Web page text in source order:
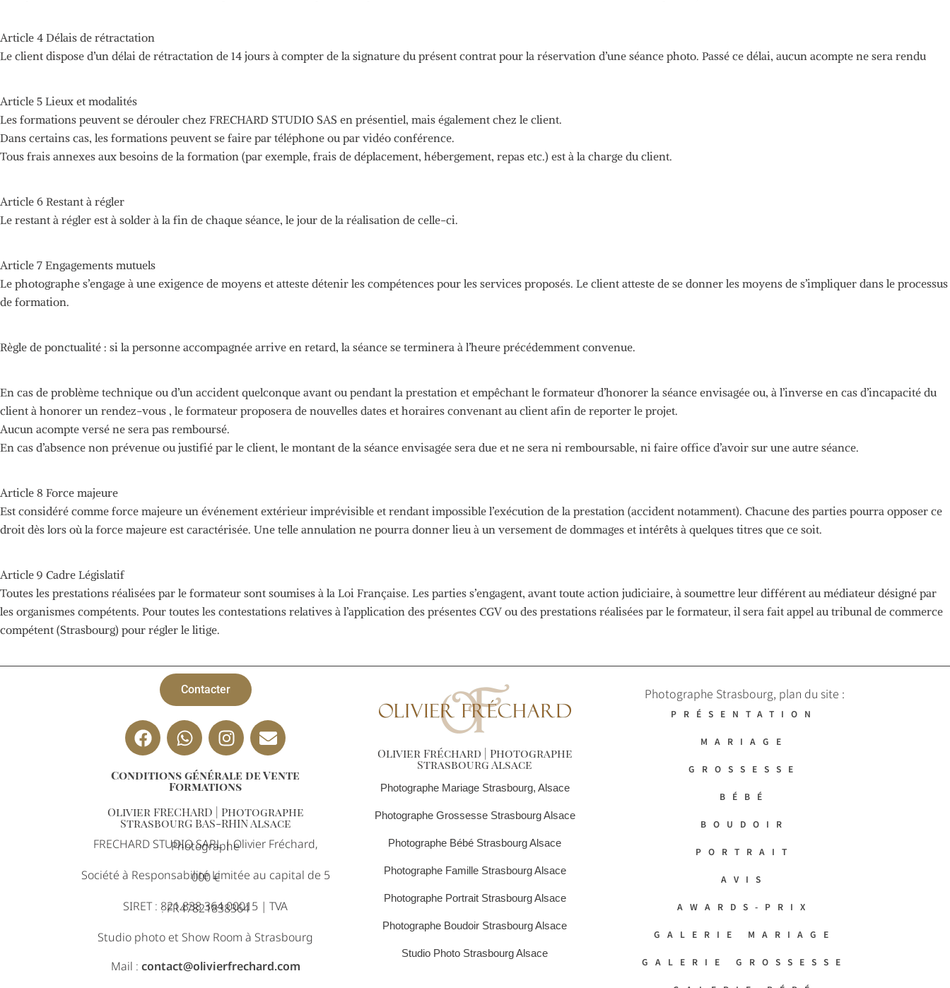
Article 4 Délais de rétractation
Le client dispose d’un délai de rétractation de 14 jours à compter de la signature du présent contrat pour la réservation d’une séance photo. Passé ce délai, aucun acompte ne sera rendu
Article 5 Lieux et modalités
Les formations peuvent se dérouler chez FRECHARD STUDIO SAS en présentiel, mais également chez le client.
Dans certains cas, les formations peuvent se faire par téléphone ou par vidéo conférence.
Tous frais annexes aux besoins de la formation (par exemple, frais de déplacement, hébergement, repas etc.) est à la charge du client.
Article 6 Restant à régler
Le restant à régler est à solder à la fin de chaque séance, le jour de la réalisation de celle-ci.
Article 7 Engagements mutuels
Le photographe s’engage à une exigence de moyens et atteste détenir les compétences pour les services proposés. Le client atteste de se donner les moyens de s’impliquer dans le processus
de formation.
Règle de ponctualité : si la personne accompagnée arrive en retard, la séance se terminera à l’heure précédemment convenue.
En cas de problème technique ou d’un accident quelconque avant ou pendant la prestation et empêchant le formateur d’honorer la séance envisagée ou, à l’inverse en cas d’incapacité du
client à honorer un rendez-vous , le formateur proposera de nouvelles dates et horaires convenant au client afin de reporter le projet.
Aucun acompte versé ne sera pas remboursé.
En cas d’absence non prévenue ou justifié par le client, le montant de la séance envisagée sera due et ne sera ni remboursable, ni faire office d’avoir sur une autre séance.
Article 8 Force majeure
Est considéré comme force majeure un événement extérieur imprévisible et rendant impossible l’exécution de la prestation (accident notamment). Chacune des parties pourra opposer ce
droit dès lors où la force majeure est caractérisée. Une telle annulation ne pourra donner lieu à un versement de dommages et intérêts à quelques titres que ce soit.
Article 9 Cadre Législatif
Toutes les prestations réalisées par le formateur sont soumises à la Loi Française. Les parties s’engagent, avant toute action judiciaire, à soumettre leur différent au médiateur désigné par
les organismes compétents. Pour toutes les contestations relatives à l’application des présentes CGV ou des prestations réalisées par le formateur, il sera fait appel au tribunal de commerce
compétent (Strasbourg) pour régler le litige.
Contacter
Conditions générale de Vente
Formations
Olivier FRECHARD | Photographe
StrasbourG BAS-RHIN Alsace
FRECHARD STUDIO SARL | Olivier Fréchard,
Photographe
Société à Responsabilité Limitée au capital de 5
000 €
SIRET : 821 838 364 00015 | TVA
: FR47821838364
Studio photo et Show Room à Strasbourg
Mail : contact@olivierfrechard.com
Olivier Fréchard | Photographe
Strasbourg Alsace
Photographe Mariage Strasbourg, Alsace
Photographe Grossesse Strasbourg Alsace
Photographe Bébé Strasbourg Alsace
Photographe Famille Strasbourg Alsace
Photographe Portrait Strasbourg Alsace
Photographe Boudoir Strasbourg Alsace
Studio Photo Strasbourg Alsace
Photographe Strasbourg, plan du site :
PRÉSENTATION
MARIAGE
GROSSESSE
BÉBÉ
BOUDOIR
PORTRAIT
AVIS
AWARDS-PRIX
GALERIE MARIAGE
GALERIE GROSSESSE